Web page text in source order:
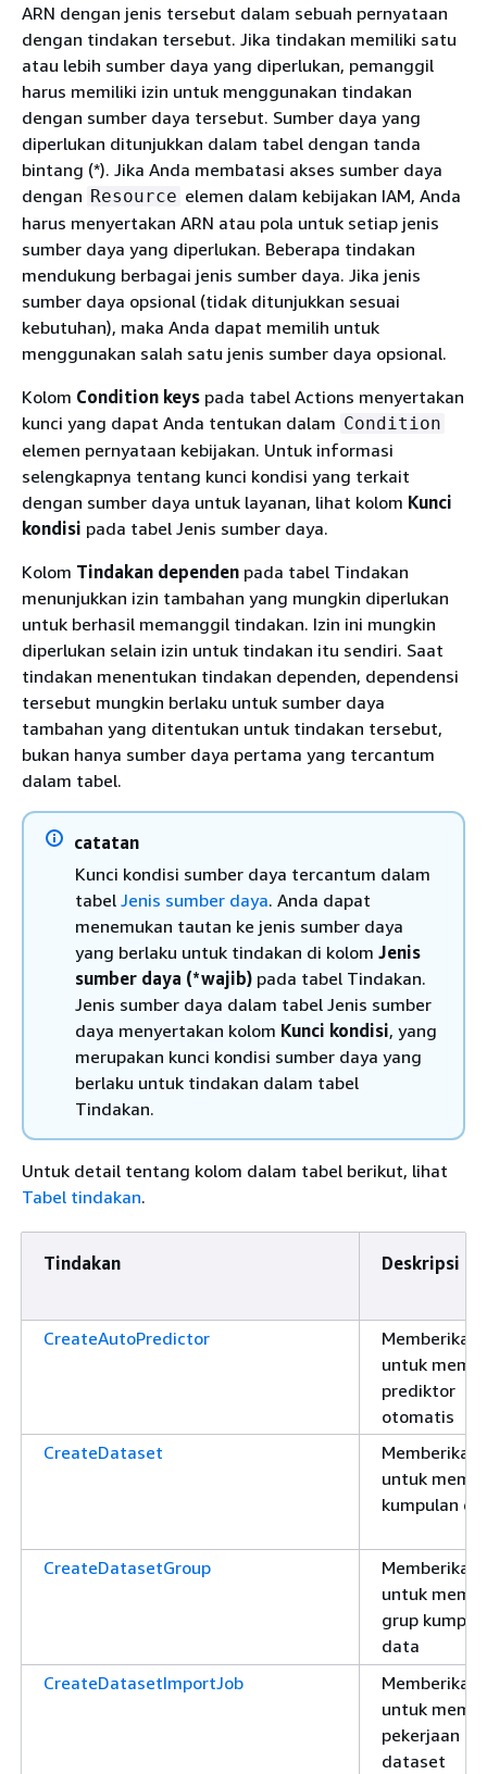
ARN dengan jenis tersebut dalam sebuah pernyataan
dengan tindakan tersebut. Jika tindakan memiliki satu
atau lebih sumber daya yang diperlukan, pemanggil
harus memiliki izin untuk menggunakan tindakan
dengan sumber daya tersebut. Sumber daya yang
diperlukan ditunjukkan dalam tabel dengan tanda
bintang (*). Jika Anda membatasi akses sumber daya
dengan Resource elemen dalam kebijakan IAM, Anda
harus menyertakan ARN atau pola untuk setiap jenis
sumber daya yang diperlukan. Beberapa tindakan
mendukung berbagai jenis sumber daya. Jika jenis
sumber daya opsional (tidak ditunjukkan sesuai
kebutuhan), maka Anda dapat memilih untuk
menggunakan salah satu jenis sumber daya opsional.
Kolom Condition keys pada tabel Actions menyertakan
kunci yang dapat Anda tentukan dalam Condition
elemen pernyataan kebijakan. Untuk informasi
selengkapnya tentang kunci kondisi yang terkait
dengan sumber daya untuk layanan, lihat kolom Kunci
kondisi pada tabel Jenis sumber daya.
Kolom Tindakan dependen pada tabel Tindakan
menunjukkan izin tambahan yang mungkin diperlukan
untuk berhasil memanggil tindakan. Izin ini mungkin
diperlukan selain izin untuk tindakan itu sendiri. Saat
tindakan menentukan tindakan dependen, dependensi
tersebut mungkin berlaku untuk sumber daya
tambahan yang ditentukan untuk tindakan tersebut,
bukan hanya sumber daya pertama yang tercantum
dalam tabel.
catatan
Kunci kondisi sumber daya tercantum dalam
tabel Jenis sumber daya. Anda dapat
menemukan tautan ke jenis sumber daya
yang berlaku untuk tindakan di kolom Jenis
sumber daya (*wajib) pada tabel Tindakan.
Jenis sumber daya dalam tabel Jenis sumber
daya menyertakan kolom Kunci kondisi, yang
merupakan kunci kondisi sumber daya yang
berlaku untuk tindakan dalam tabel
Tindakan.
Untuk detail tentang kolom dalam tabel berikut, lihat
Tabel tindakan.
Tindakan Deskripsi
CreateAutoPredictor
Memberikan
untuk
prediktor
otomatis
CreateDataset
Memberikan
untuk
kumpulan
CreateDatasetGroup
Memberikan
untuk
grup
data
CreateDatasetImportJob
Memberikan
untuk
pekerjaan
dataset